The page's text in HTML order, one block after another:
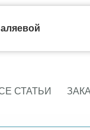
СТАТЬИ